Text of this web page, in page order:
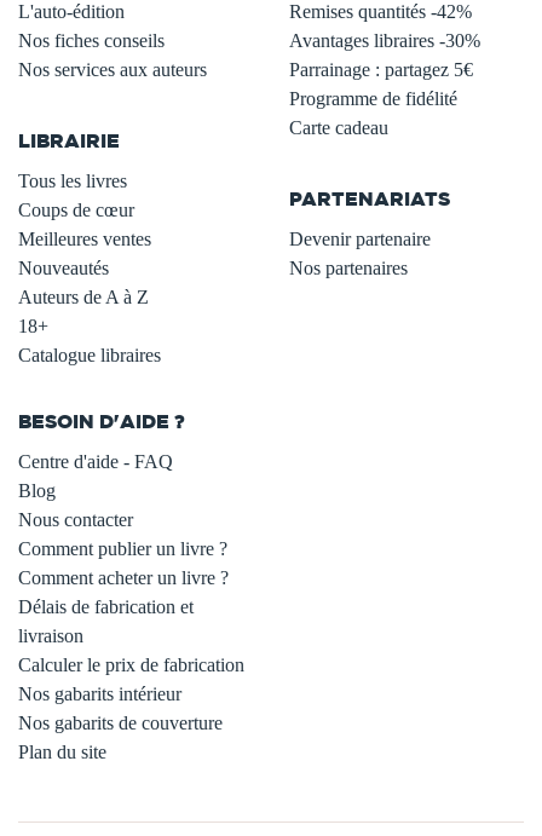
L'auto-édition
Nos fiches conseils
Nos services aux auteurs
LIBRAIRIE
Tous les livres
Coups de cœur
Meilleures ventes
Nouveautés
Auteurs de A à Z
18+
Catalogue libraires
Remises quantités -42%
Avantages libraires -30%
Parrainage : partagez 5€
Programme de fidélité
Carte cadeau
PARTENARIATS
Devenir partenaire
Nos partenaires
BESOIN D'AIDE ?
Centre d'aide - FAQ
Blog
Nous contacter
Comment publier un livre ?
Comment acheter un livre ?
Délais de fabrication et
livraison
Calculer le prix de fabrication
Nos gabarits intérieur
Nos gabarits de couverture
Plan du site